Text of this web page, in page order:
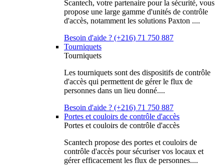
Scantech, votre partenaire pour la sécurité, vous
propose une large gamme d'unités de contrôle
d'accès, notamment les solutions Paxton ....
Besoin d'aide ? (+216) 71 750 887
Tourniquets
Tourniquets
Les tourniquets sont des dispositifs de contrôle
d'accès qui permettent de gérer le flux de
personnes dans un lieu donné....
Besoin d'aide ? (+216) 71 750 887
Portes et couloirs de contrôle d'accès
Portes et couloirs de contrôle d'accès
Scantech propose des portes et couloirs de
contrôle d'accès pour sécuriser vos locaux et
gérer efficacement les flux de personnes....